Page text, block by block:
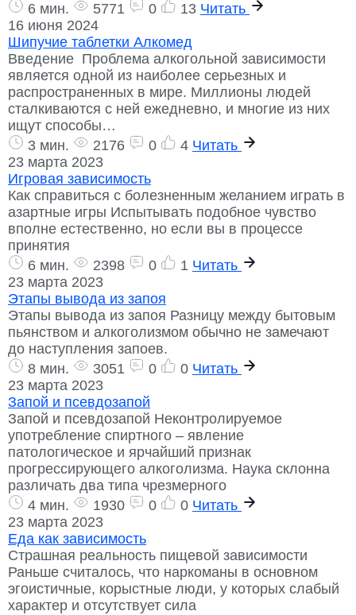
6 мин.
5771 0 13 Читать
16 июня 2024
Шипучие таблетки Алкомед
Введение Проблема алкогольной зависимости
является одной из наиболее серьезных и
распространенных в мире. Миллионы людей
сталкиваются с ней ежедневно, и многие из них
ищут способы…
3 мин.
2176 0 4 Читать
23 марта 2023
Игровая зависимость
Как справиться с болезненным желанием играть в
азартные игры Испытывать подобное чувство
вполне естественно, но если вы в процессе
принятия
6 мин.
2398 0 1 Читать
23 марта 2023
Этапы вывода из запоя
Этапы вывода из запоя Разницу между бытовым
пьянством и алкоголизмом обычно не замечают
до наступления запоев.
8 мин.
3051 0 0 Читать
23 марта 2023
Запой и псевдозапой
Запой и псевдозапой Неконтролируемое
употребление спиртного – явление
патологическое и ярчайший признак
прогрессирующего алкоголизма. Наука склонна
различать два типа чрезмерного
4 мин.
1930 0 0 Читать
23 марта 2023
Еда как зависимость
Страшная реальность пищевой зависимости
Раньше считалось, что наркоманы в основном
эгоистичные, корыстные люди, у которых слабый
характер и отсутствует сила